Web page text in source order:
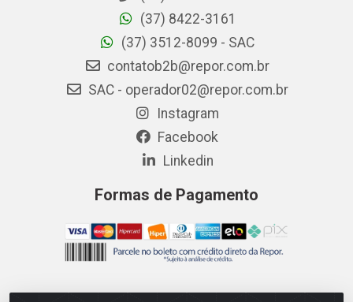
(37) 8422-3161
(37) 3512-8099 - SAC
contatob2b@repor.com.br
SAC - operador02@repor.com.br
Instagram
Facebook
Linkedin
Formas de Pagamento